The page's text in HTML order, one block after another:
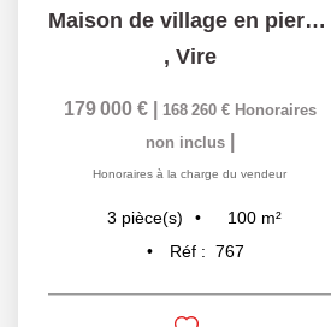
Maison de village en pierre au coeur de Viré - 71260 VIRE
, Vire
179 000 € 168 260 € Honoraires
non inclus
Honoraires à la charge du vendeur
3 pièce(s) 100 m²
Réf : 767